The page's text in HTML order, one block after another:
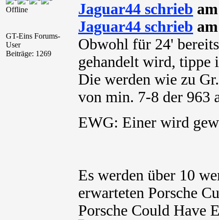
Offline
GT-Eins Forums-
User
Beiträge: 1269
Jaguar44 schrieb
Jaguar44 schrieb
Obwohl für 24'
gehandelt wird, tippe
Die werden wie zu
von min. 7-8 der 963
EWG: Einer wird
Es werden über 10
erwarteten Porsche
Porsche Could Have